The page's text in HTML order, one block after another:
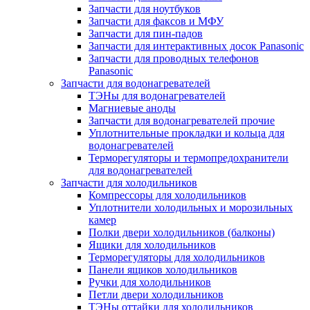
Запчасти для ноутбуков
Запчасти для факсов и МФУ
Запчасти для пин-падов
Запчасти для интерактивных досок Panasonic
Запчасти для проводных телефонов
Panasonic
Запчасти для водонагревателей
ТЭНы для водонагревателей
Магниевые аноды
Запчасти для водонагревателей прочие
Уплотнительные прокладки и кольца для
водонагревателей
Терморегуляторы и термопредохранители
для водонагревателей
Запчасти для холодильников
Компрессоры для холодильников
Уплотнители холодильных и морозильных
камер
Полки двери холодильников (балконы)
Ящики для холодильников
Терморегуляторы для холодильников
Панели ящиков холодильников
Ручки для холодильников
Петли двери холодильников
ТЭНы оттайки для холодильников